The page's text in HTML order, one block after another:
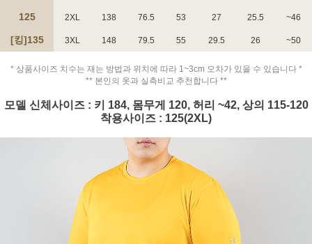
페이코 ID로 페
PAYCO 바로구매
125 2XL 138 76.5 53 27 25.5 ~46
[킹]135 3XL 148 79.5 55 29.5 26 ~50
* 상품사이즈 치수는 재는 방법과 위치에 따라 1~3cm 오차가 있을 수 있습니다 *
** 본인의 옷과 실측비교 추천합니다 **
모델 신체사이즈 : 키 184, 몸무게 120, 허리 ~42, 상의 115-120
착용사이즈 : 125(2XL)